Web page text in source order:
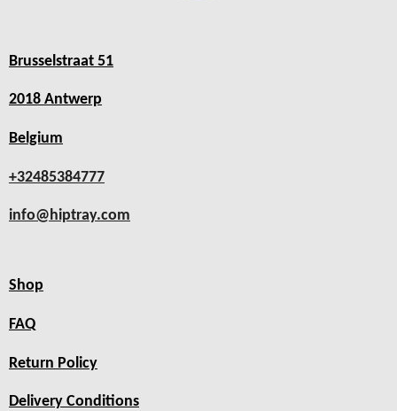
Brusselstraat 51
2018 Antwerp
Belgium
+32485384777
info@hiptray.com
Shop
FAQ
Return Policy
Delivery Conditions